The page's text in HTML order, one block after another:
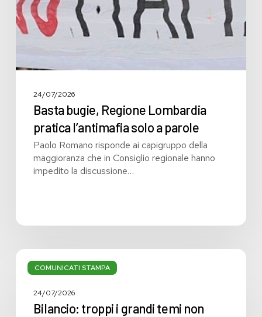
a
parole
24/07/2026
Basta bugie, Regione Lombardia
pratica l’antimafia solo a parole
Paolo Romano risponde ai capigruppo della
maggioranza che in Consiglio regionale hanno
impedito la discussione…
COMUNICATI STAMPA
Bilancio:
troppi
grandi24/07/2026
Bilancio: troppi i grandi temi non